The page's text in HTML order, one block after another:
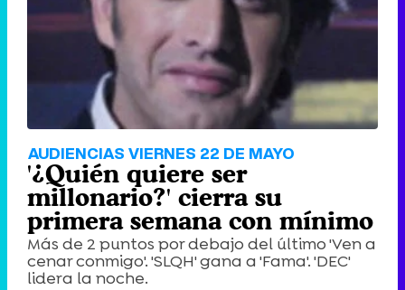
AUDIENCIAS VIERNES 22 DE MAYO
'¿Quién quiere ser
millonario?' cierra su
primera semana con mínimo
Más de 2 puntos por debajo del último 'Ven a
cenar conmigo'. 'SLQH' gana a 'Fama'. 'DEC'
lidera la noche.